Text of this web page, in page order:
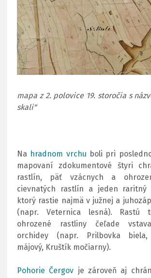
mapa z 2. polovice 19. storočia s
skali"
Na hradnom vrchu boli pri
mapovaní zdokumentové štyri
rastlín, päť vzácnych a
cievnatých rastlín a jeden raritný
ktorý rastie najmä v južnej a
(napr. Veternica lesná). Rastú
ohrozené rastliny čeľade
orchidey (napr. Prilbovka biela,
májový, Kruštík močiarny).
Pohorie Čergov je zároveň aj